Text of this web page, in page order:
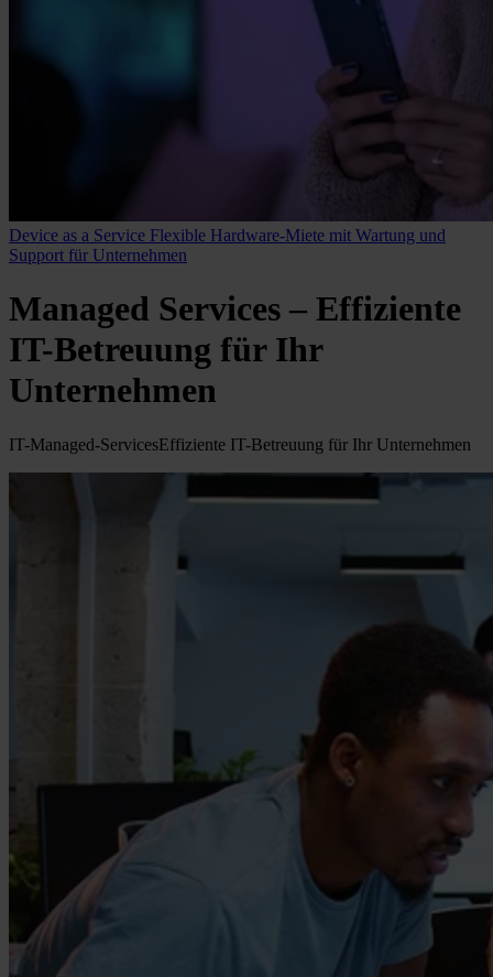
Device as a Service Flexible Hardware-Miete mit Wartung und
Support für Unternehmen
Managed Services – Effiziente
IT-Betreuung für Ihr
Unternehmen
IT-Managed-ServicesEffiziente IT-Betreuung für Ihr Unternehmen